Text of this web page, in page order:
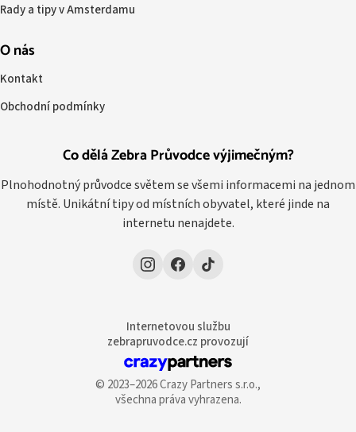
Co dělá Zebra Průvodce výjimečným?
Plnohodnotný průvodce světem se všemi informacemi na jednom
místě. Unikátní tipy od místních obyvatel, které jinde na
internetu nenajdete.
Rady a tipy v Amsterdamu
O nás
Kontakt
Obchodní podmínky
Internetovou službu
zebrapruvodce.cz provozují
© 2023–2026 Crazy Partners s.r.o.,
všechna práva vyhrazena.